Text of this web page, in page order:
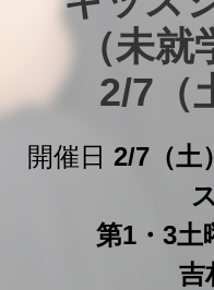
（未就
2/7（
開催日 2/7（土
第1・3土